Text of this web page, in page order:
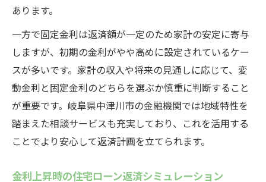
あります。
一方で固定金利は返済額が一定のため家計の安定に寄与
しますが、初期の金利がやや高めに設定されているケー
スが多いです。家計の収入や将来の見通しに応じて、変
動金利と固定金利のどちらを選ぶか慎重に判断すること
が重要です。岐阜県中津川市の金融機関では地域特性を
踏まえた相談サービスも充実しており、これを活用する
ことでより安心して返済計画を立てられます。
金利上昇時の住宅ローン返済シミュレーション